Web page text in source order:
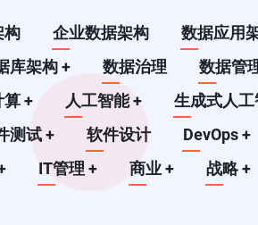
构 企业数据架构 数据应用
库架构+ 数据治理 数据管
算+ 人工智能+ 生成式人
测试+ 软件设计 DevOps+
IT管理+ 商业+ 战略+